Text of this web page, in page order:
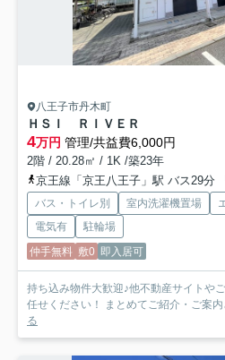
八王子市丹木町
ＨＳＩ ＲＩＶＥＲ
4万円 管理/共益費6,000円
2階 / 20.28㎡ / 1K /築23年
京王線「京王八王子」駅 バス29分
バス・トイレ別 室内洗濯機置場
電気有
駐輪場
仲手無料 敷0 即入居可
持ち込み物件大歓迎♪他不動産サイトや
任せください！ まとめてご紹介・ご案
る